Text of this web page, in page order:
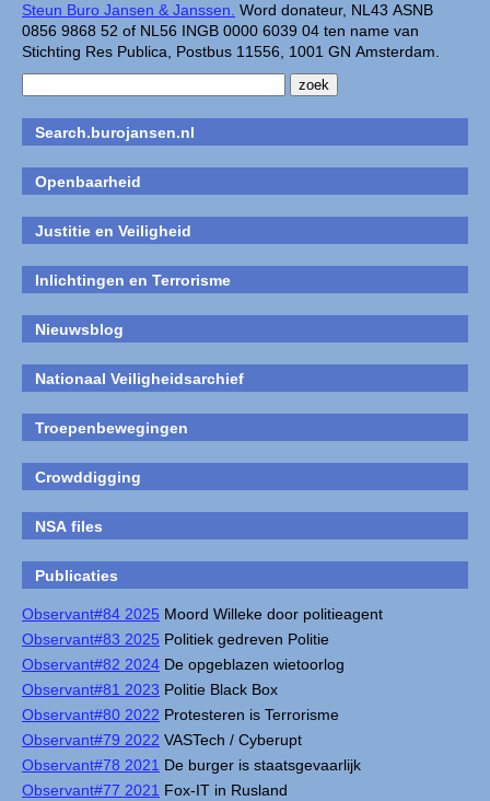
Steun Buro Jansen & Janssen. Word donateur, NL43 ASNB
0856 9868 52 of NL56 INGB 0000 6039 04 ten name van
Stichting Res Publica, Postbus 11556, 1001 GN Amsterdam.
Search.burojansen.nl
Openbaarheid
Justitie en Veiligheid
Inlichtingen en Terrorisme
Nieuwsblog
Nationaal Veiligheidsarchief
Troepenbewegingen
Crowddigging
NSA files
Publicaties
Observant#84 2025 Moord Willeke door politieagent
Observant#83 2025 Politiek gedreven Politie
Observant#82 2024 De opgeblazen wietoorlog
Observant#81 2023 Politie Black Box
Observant#80 2022 Protesteren is Terrorisme
Observant#79 2022 VASTech / Cyberupt
Observant#78 2021 De burger is staatsgevaarlijk
Observant#77 2021 Fox-IT in Rusland